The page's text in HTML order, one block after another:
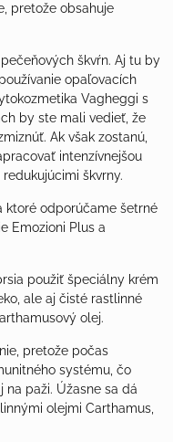
pretože obsahuje
škvŕn. Aj tu by
opaľovacích
Vagheggi s
by ste mali vedieť, že
Ak však zostanú,
intenzívnejšou
škvrny.
ktoré odporúčame šetrné
Emozioni Plus a
použiť špeciálny krém
ale aj čisté rastlinné
olej.
pretože počas
systému, čo
na paži. Úžasne sa dá
olejmi Carthamus,